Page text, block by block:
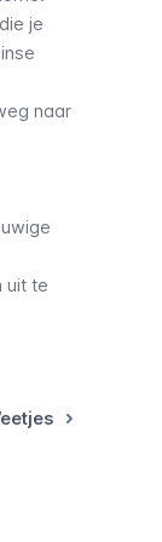
je
naar
uit te